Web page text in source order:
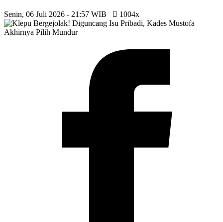
Senin, 06 Juli 2026 - 21:57 WIB 1004x